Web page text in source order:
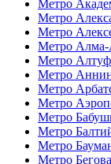
Метро
Метро
Метро
Метро Алма-
Метро
Метро
Метро
Метро
Метро
Метро
Метро
Метро